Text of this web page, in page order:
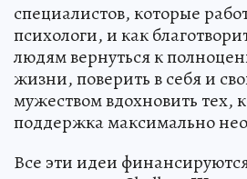
специалистов, которые
психологи, и как
людям вернуться к
жизни, поверить в себя и
мужеством вдохновить тех,
поддержка максимально
Все эти идеи